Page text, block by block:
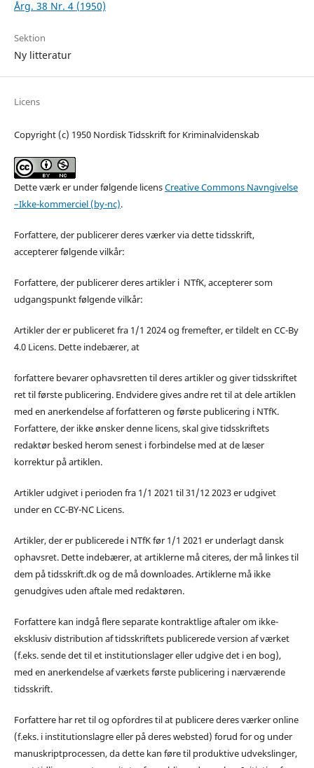
Årg. 38 Nr. 4 (1950)
Sektion
Ny litteratur
Licens
Copyright (c) 1950 Nordisk Tidsskrift for Kriminalvidenskab
Dette værk er under følgende licensCreative Commons Navngivelse
–Ikke-kommerciel (by-nc).
Forfattere, der publicerer deres værker via dette tidsskrift,
accepterer følgende vilkår:
Forfattere, der publicerer deres artikler i NTfK, accepterer som
udgangspunkt følgende vilkår:
Artikler der er publiceret fra 1/1 2024 og fremefter, er tildelt en CC-By
4.0 Licens. Dette indebærer, at
forfattere bevarer ophavsretten til deres artikler og giver tidsskriftet
ret til første publicering. Endvidere gives andre ret til at dele artiklen
med en anerkendelse af forfatteren og første publicering i NTfK.
Forfattere, der ikke ønsker denne licens, skal give tidsskriftets
redaktør besked herom senest i forbindelse med at de læser
korrektur på artiklen.
Artikler udgivet i perioden fra 1/1 2021 til 31/12 2023 er udgivet
under en CC-BY-NC Licens.
Artikler, der er publicerede i NTfK før 1/1 2021 er underlagt dansk
ophavsret. Dette indebærer, at artiklerne må citeres, der må linkes til
dem på tidsskrift.dk og de må downloades. Artiklerne må ikke
genudgives uden aftale med redaktøren.
Forfattere kan indgå flere separate kontraktlige aftaler om ikke-
eksklusiv distribution af tidsskriftets publicerede version af værket
(f.eks. sende det til et institutionslager eller udgive det i en bog),
med en anerkendelse af værkets første publicering i nærværende
tidsskrift.
Forfattere har ret til og opfordres til at publicere deres værker online
(f.eks. i institutionslagre eller på deres websted) forud for og under
manuskriptprocessen, da dette kan føre til produktive udvekslinger,